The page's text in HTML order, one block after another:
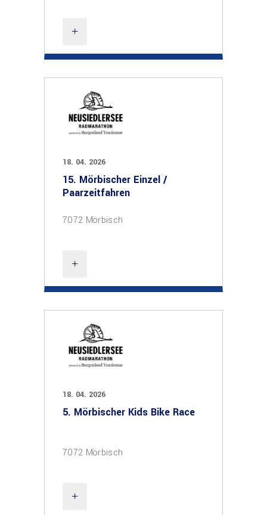
18. 04. 2026
15. Mörbischer Einzel /
Paarzeitfahren
7072 Mörbisch
18. 04. 2026
5. Mörbischer Kids Bike Race
7072 Mörbisch